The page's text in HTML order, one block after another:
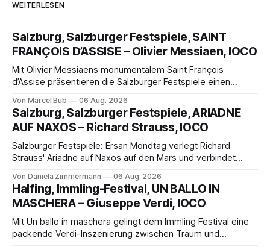
WEITERLESEN
Salzburg, Salzburger Festspiele, SAINT
FRANÇOIS D’ASSISE – Olivier Messiaen, IOCO
Mit Olivier Messiaens monumentalem Saint François
d’Assise präsentieren die Salzburger Festspiele einen
eine bildgewaltige Inszenierung, Maxime Pascal entfaltet
die komplexe Partitur eindrucksvoll, Philippe Sly berührt als
Franziskus.
Von Marcel Bub 06 Aug. 2026
Salzburg, Salzburger Festspiele, ARIADNE
AUF NAXOS – Richard Strauss, IOCO
Salzburger Festspiele: Ersan Mondtag verlegt Richard
Strauss' Ariadne auf Naxos auf den Mars und verbindet
Aufführung mit starken Solisten und den Wiener
Philharmonikern, szenisch bleibt der zweite Akt jedoch
hinter den Erwartungen zurück.
Von Daniela Zimmermann 06 Aug. 2026
Halfing, Immling-Festival, UN BALLO IN
MASCHERA – Giuseppe Verdi, IOCO
Mit Un ballo in maschera gelingt dem Immling Festival eine
packende Verdi-Inszenierung zwischen Traum und